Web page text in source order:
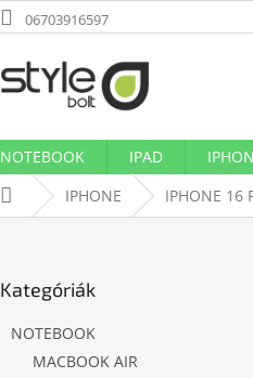
06703916597
NOTEBOOK IPAD
KezdőlapIPHONE IPHONE 16
átugrása
Kategóriák
NOTEBOOK
MACBOOK AIR